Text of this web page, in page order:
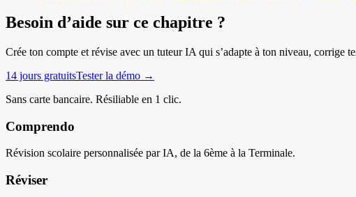
Besoin d’aide sur ce chapitre ?
Crée ton compte et révise avec un tuteur IA qui s’adapte à ton niveau, corrige
14 jours gratuitsTester la démo →
Sans carte bancaire. Résiliable en 1 clic.
Comprendo
Révision scolaire personnalisée par IA, de la 6ème à la Terminale.
Réviser